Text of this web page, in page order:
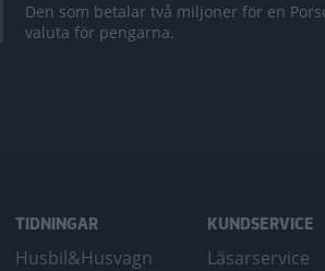
Den som betalar två miljoner för en
valuta för pengarna.
TIDNINGAR
Husbil&Husvagn
KUNDSERVICE
Läsarservice